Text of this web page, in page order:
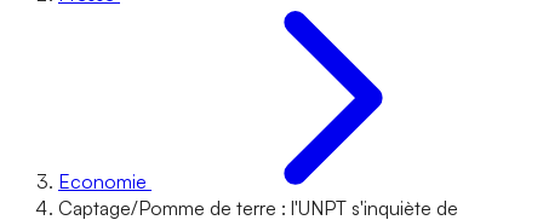
Economie
Captage/Pomme de terre : l'UNPT s'inquiète de